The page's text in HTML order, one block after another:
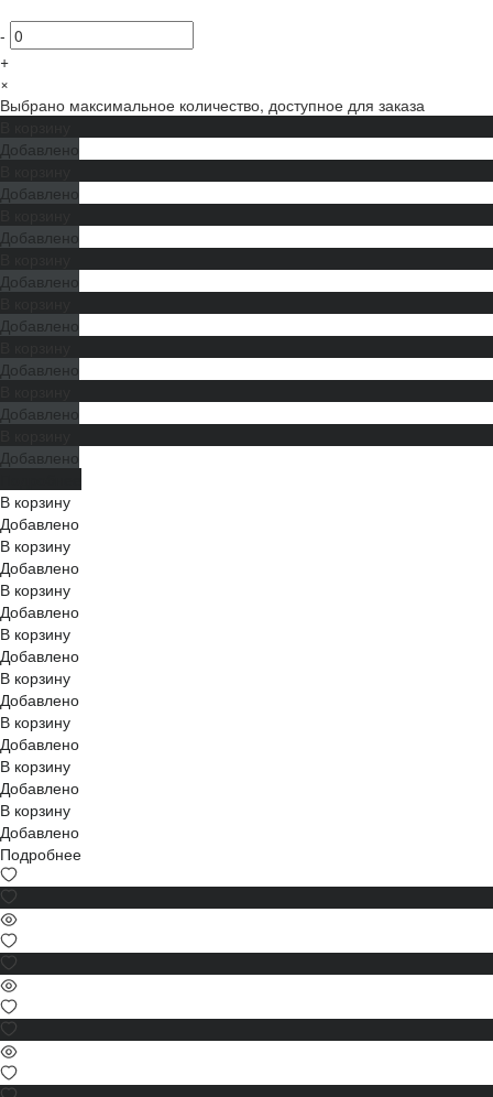
-
+
×
Выбрано максимальное количество, доступное для заказа
Добавлено
Добавлено
Добавлено
Добавлено
Добавлено
Добавлено
Добавлено
Добавлено
В корзину
Добавлено
В корзину
Добавлено
В корзину
Добавлено
В корзину
Добавлено
В корзину
Добавлено
В корзину
Добавлено
В корзину
Добавлено
В корзину
Добавлено
Подробнее